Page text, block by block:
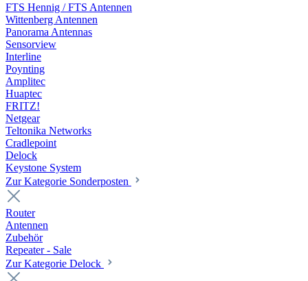
FTS Hennig / FTS Antennen
Wittenberg Antennen
Panorama Antennas
Sensorview
Interline
Poynting
Amplitec
Huaptec
FRITZ!
Netgear
Teltonika Networks
Cradlepoint
Delock
Keystone System
Zur Kategorie Sonderposten
Router
Antennen
Zubehör
Repeater - Sale
Zur Kategorie Delock